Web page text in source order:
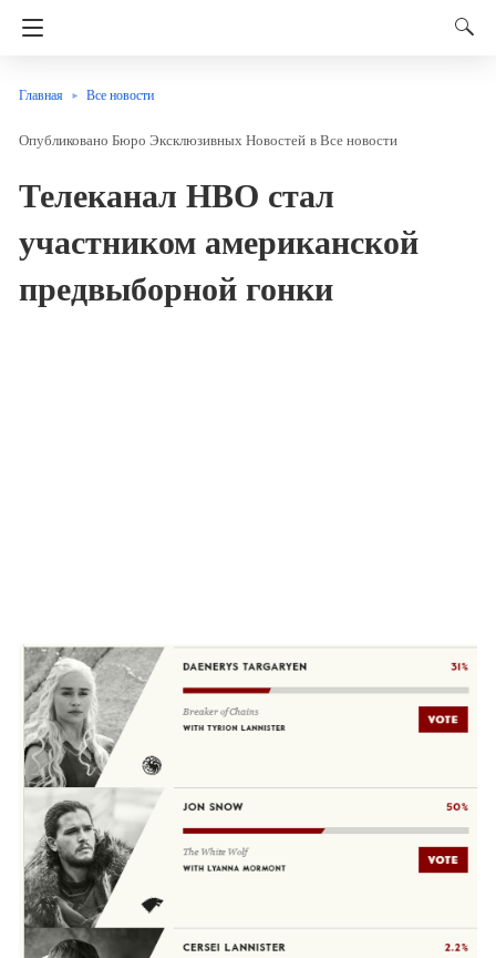
Главная Все новости
Бюро Эксклюзивных Новостей в Все новости
Телеканал HBO стал
участником американской
предвыборной гонки